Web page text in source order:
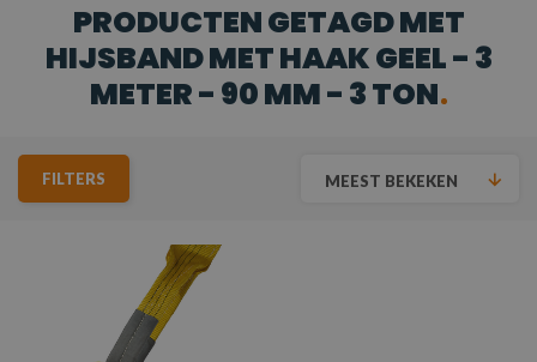
PRODUCTEN GETAGD MET
HIJSBAND MET HAAK GEEL - 3
METER - 90 MM - 3 TON
FILTERS MEEST BEKEKEN